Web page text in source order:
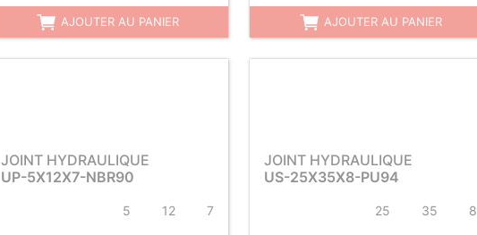
AJOUTER AU PANIER AJOUTER AU PANIER
JOINT HYDRAULIQUE
UP-5X12X7-NBR90
5 12 7
JOINT HYDRAULIQUE
US-25X35X8-PU94
25 35 8